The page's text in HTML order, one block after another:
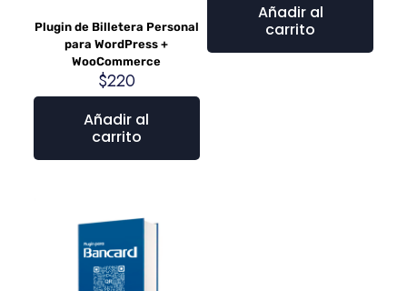
Plugin de Billetera Personal
para WordPress +
WooCommerce
$220
Añadir al
carrito
Añadir al
carrito